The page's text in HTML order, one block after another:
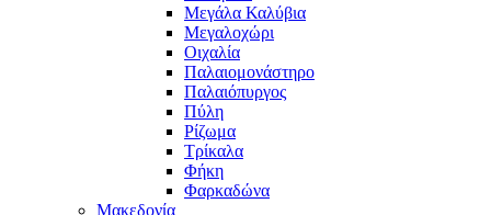
Μεγάλα Καλύβια
Μεγαλοχώρι
Οιχαλία
Παλαιομονάστηρο
Παλαιόπυργος
Πύλη
Ρίζωμα
Τρίκαλα
Φήκη
Φαρκαδώνα
Μακεδονία